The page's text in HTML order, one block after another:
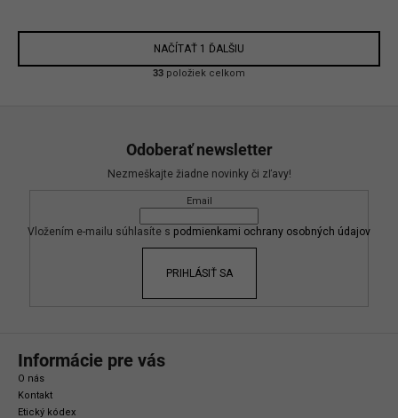
O
v
d
a
c
i
e
p
v
k
NAČÍTAŤ 1 ĎALŠIU
33 položiek celkom
Odoberať newsletter
Nezmeškajte žiadne novinky či zľavy!
Email
Vložením e-mailu súhlasíte s podmienkami ochrany osobných údajov
PRIHLÁSIŤ SA
Informácie pre vás
O nás
Kontakt
Etický kódex